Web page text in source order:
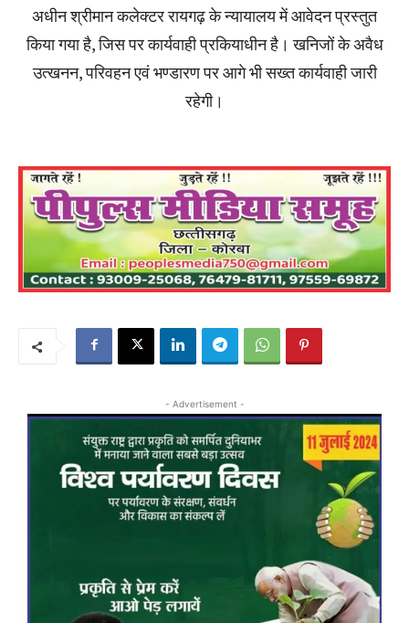
अधीन श्रीमान कलेक्टर रायगढ़ के न्यायालय में आवेदन प्रस्तुत
किया गया है, जिस पर कार्यवाही प्रकियाधीन है। खनिजों के अवैध
उत्खनन, परिवहन एवं भण्डारण पर आगे भी सख्त कार्यवाही जारी
रहेगी।
- Advertisement -